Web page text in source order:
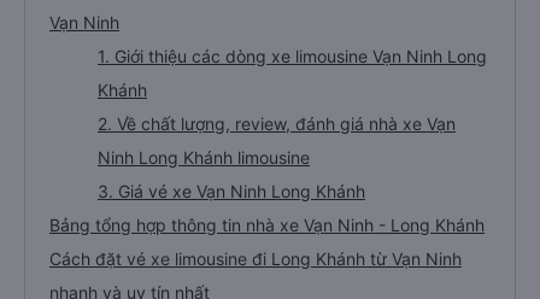
Vạn Ninh
1. Giới thiệu các dòng xe limousine Vạn Ninh Long
Khánh
2. Về chất lượng, review, đánh giá nhà xe Vạn
Ninh Long Khánh limousine
3. Giá vé xe Vạn Ninh Long Khánh
Bảng tổng hợp thông tin nhà xe Vạn Ninh - Long Khánh
Cách đặt vé xe limousine đi Long Khánh từ Vạn Ninh
nhanh và uy tín nhất